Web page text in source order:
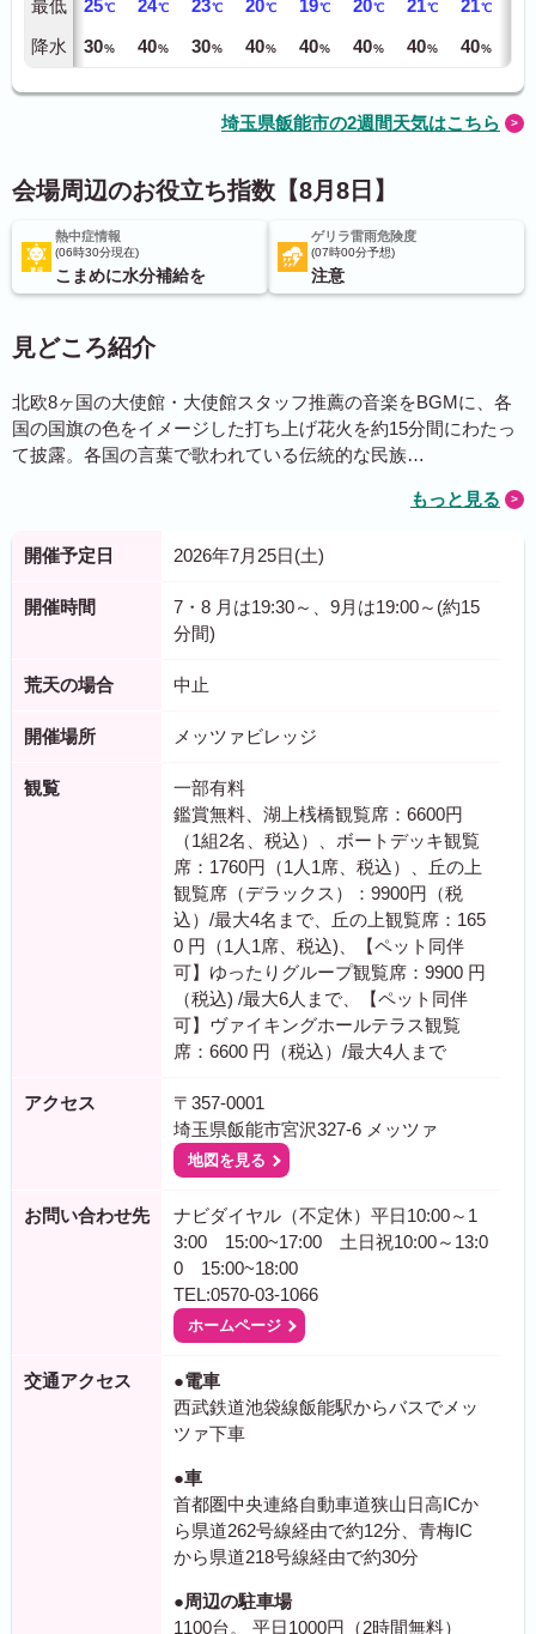
最低
降水
25℃
30%
24℃
40%
23℃
30%
20℃
40%
19℃
40%
20℃
40%
21℃
40%
21℃
40%
埼玉県飯能市の2週間天気はこちら
会場周辺のお役立ち指数【8月8日】
熱中症情報
06時30分現在
こまめに水分補給を
ゲリラ雷雨危険度
07時00分予想
注意
見どころ紹介
北欧8ヶ国の大使館・大使館スタッフ推薦の音楽をBGMに、各
国の国旗の色をイメージした打ち上げ花火を約15分間にわたっ
て披露。各国の言葉で歌われている伝統的な民族…
もっと見る
開催予定日 2026年7月25日(土)
開催時間
7・8 月は19:30～、9月は19:00～(約15
分間)
荒天の場合 中止
開催場所 メッツァビレッジ
観覧
一部有料
鑑賞無料、湖上桟橋観覧席：6600円
（1組2名、税込）、ボートデッキ観覧
席：1760円（1人1席、税込）、丘の上
観覧席（デラックス）：9900円（税
込）/最大4名まで、丘の上観覧席：165
0 円（1人1席、税込)、【ペット同伴
可】ゆったりグループ観覧席：9900 円
（税込) /最大6人まで、【ペット同伴
可】ヴァイキングホールテラス観覧
席：6600 円（税込）/最大4人まで
アクセス
〒357-0001
埼玉県飯能市宮沢327-6 メッツァ
地図を見る
お問い合わせ先
ナビダイヤル（不定休）平日10:00～1
3:00 15:00~17:00 土日祝10:00～13:0
0 15:00~18:00
TEL:0570-03-1066
ホームページ
交通アクセス
●電車
西武鉄道池袋線飯能駅からバスでメッ
ツァ下車
●車
首都圏中央連絡自動車道狭山日高ICか
ら県道262号線経由で約12分、青梅IC
から県道218号線経由で約30分
●周辺の駐車場
1100台。 平日1000円（2時間無料）